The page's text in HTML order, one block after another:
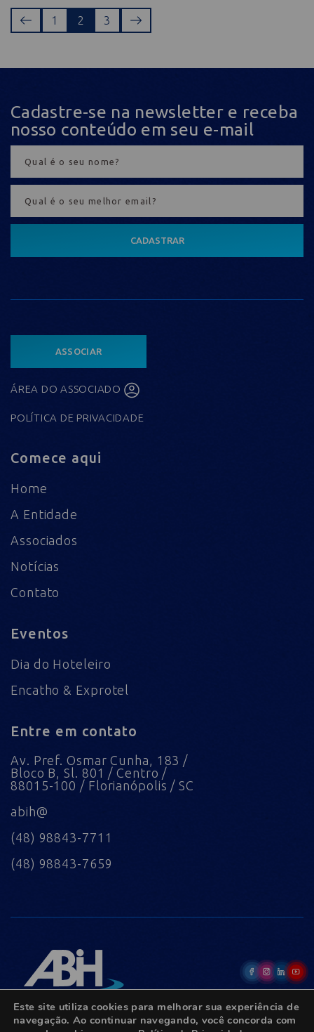
1 2 3
Cadastre-se na newsletter e receba
nosso conteúdo em seu e-mail
CADASTRAR
ASSOCIAR
ÁREA DO ASSOCIADO
POLÍTICA DE PRIVACIDADE
Comece aqui
Home
A Entidade
Associados
Notícias
Contato
Eventos
Dia do Hoteleiro
Encatho & Exprotel
Entre em contato
Av. Pref. Osmar Cunha, 183 /
Bloco B, Sl. 801 / Centro /
88015-100 / Florianópolis / SC
abih@
(48) 98843-7711
(48) 98843-7659
Este site utiliza cookies para melhorar sua experiência de
navegação. Ao continuar navegando, você concorda com